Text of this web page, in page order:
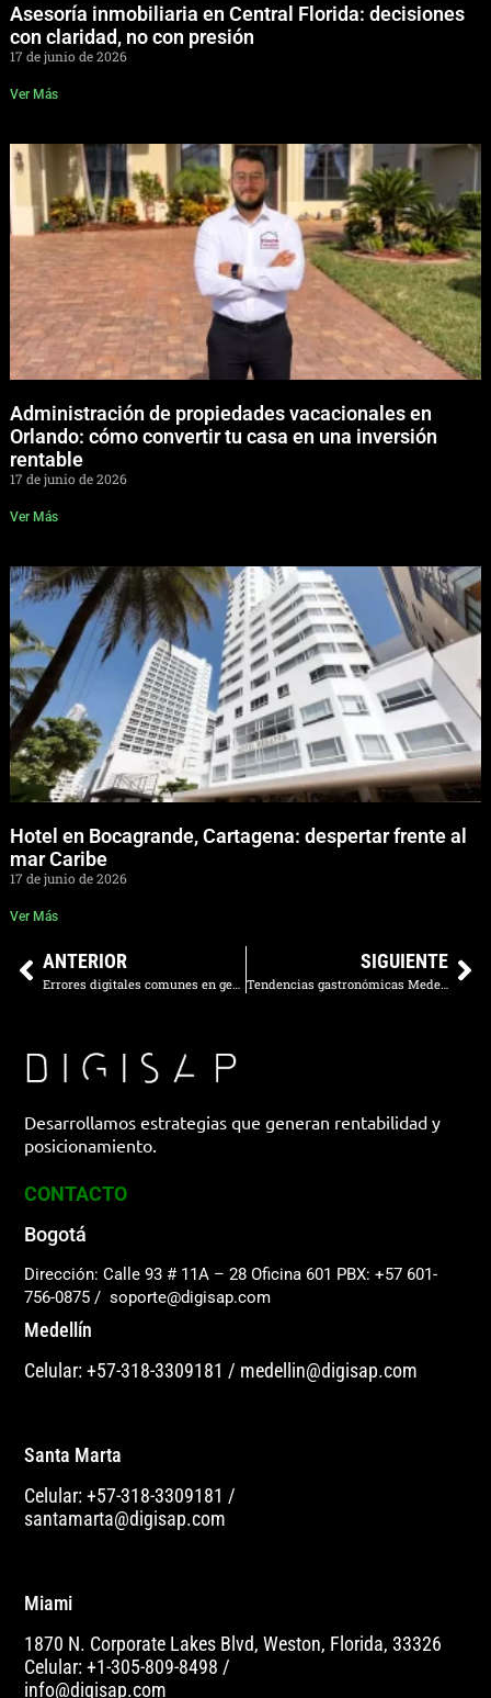
Asesoría inmobiliaria en Central Florida: decisiones
con claridad, no con presión
17 de junio de 2026
Ver Más
Administración de propiedades vacacionales en
Orlando: cómo convertir tu casa en una inversión
rentable
17 de junio de 2026
Ver Más
Hotel en Bocagrande, Cartagena: despertar frente al
mar Caribe
17 de junio de 2026
Ver Más
ANTERIOR
Errores digitales comunes en gerentes de restaurante
SIGUIENTE
Tendencias gastronómicas Medellín 2026
Desarrollamos estrategias que generan rentabilidad y
posicionamiento.
CONTACTO
Bogotá
Dirección: Calle 93 # 11A – 28 Oficina 601 PBX: +57 601-
756-0875 / soporte@digisap.com
Medellín
Celular: +57-318-3309181 / medellin@digisap.com
Santa Marta
Celular: +57-318-3309181 /
santamarta@digisap.com
Miami
1870 N. Corporate Lakes Blvd, Weston, Florida, 33326
Celular: +1-305-809-8498 /
info@digisap.com